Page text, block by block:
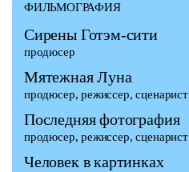
ФИЛЬМОГРАФИЯ
Сирены Готэм-сити
продюсер
Мятежная Луна
продюсер, режиссер, сценарист
Последняя фотография
продюсер, режиссер, сценарист
Человек в картинках